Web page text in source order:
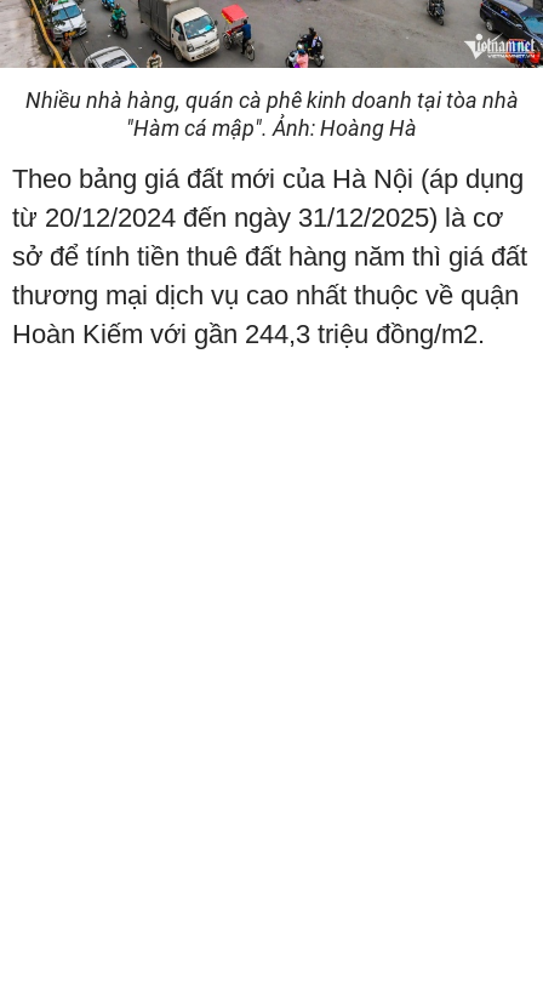
Nhiều nhà hàng, quán cà phê kinh doanh tại tòa nhà
"Hàm cá mập". Ảnh: Hoàng Hà
Theo bảng giá đất mới của Hà Nội (áp dụng
từ 20/12/2024 đến ngày 31/12/2025) là cơ
sở để tính tiền thuê đất hàng năm thì giá đất
thương mại dịch vụ cao nhất thuộc về quận
Hoàn Kiếm với gần 244,3 triệu đồng/m2.